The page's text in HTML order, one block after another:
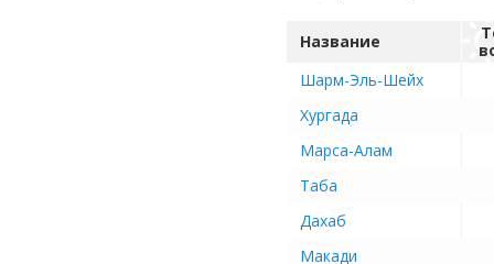
Название
Шарм-Эль-Шейх
Хургада
Марса-Алам
Таба
Дахаб
Макади